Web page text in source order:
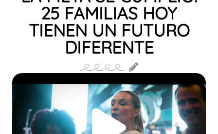
25 FAMILIAS HOY
TIENEN UN FUTURO
DIFERENTE